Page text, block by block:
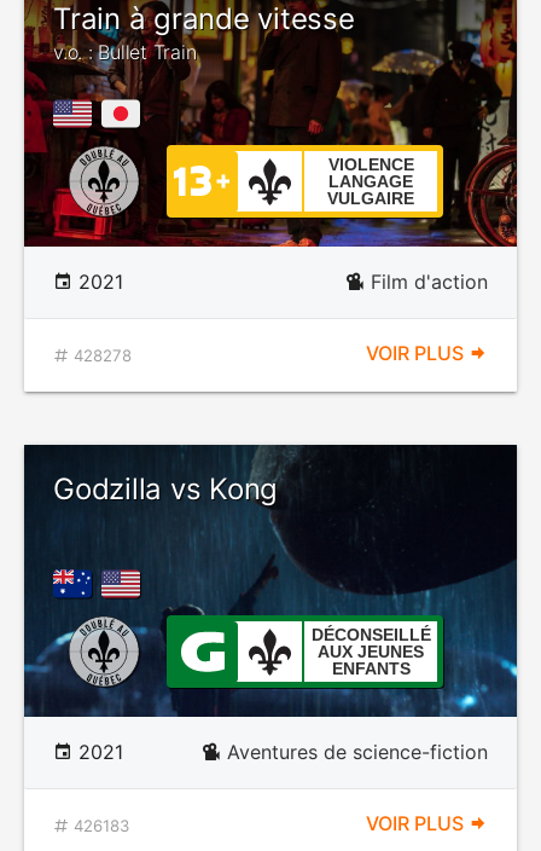
Train à grande vitesse
v.o. : Bullet Train
VIOLENCE
LANGAGE
VULGAIRE
2021 Film d'action
428278 VOIR PLUS
Godzilla vs Kong
DÉCONSEILLÉ
AUX JEUNES
ENFANTS
2021 Aventures de science-fiction
426183 VOIR PLUS